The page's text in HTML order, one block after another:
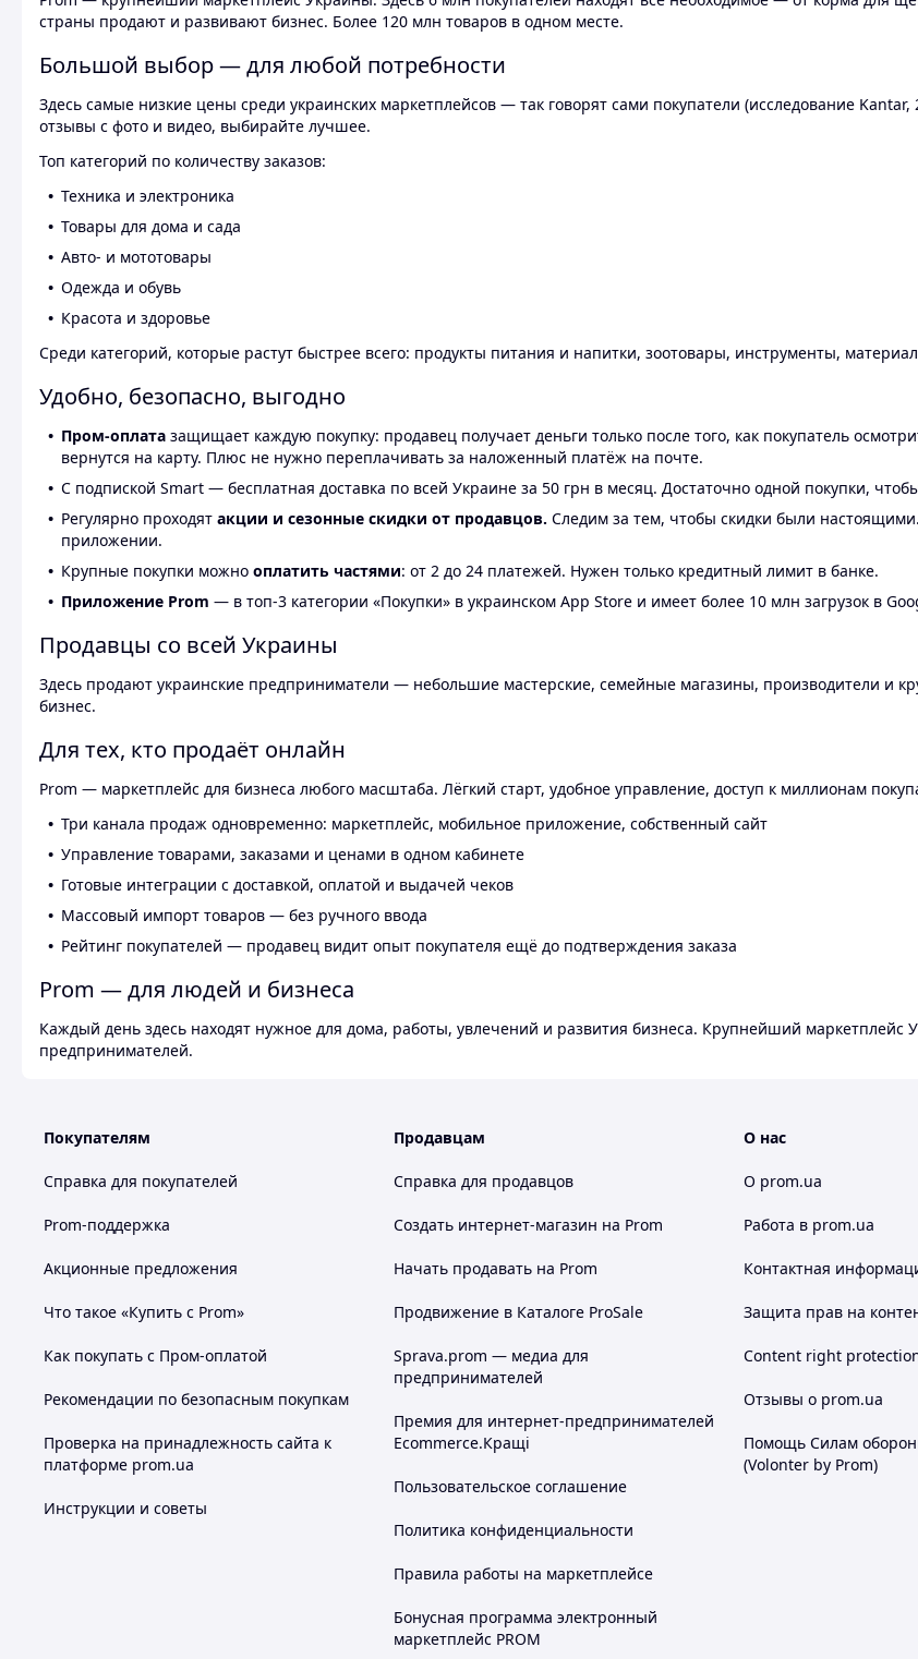
страны продают и развивают бизнес. Более 120 млн товаров в одном месте.
Большой выбор — для любой потребности
Здесь самые низкие цены среди украинских маркетплейсов — так говорят сами покупатели (исследование
отзывы с фото и видео, выбирайте лучшее.
Топ категорий по количеству заказов:
Техника и электроника
Товары для дома и сада
Авто- и мототовары
Одежда и обувь
Красота и здоровье
Среди категорий, которые растут быстрее всего: продукты питания и напитки, зоотовары, инструменты,
Удобно, безопасно, выгодно
Пром-оплата защищает каждую покупку: продавец получает деньги только после того, как покупатель
вернутся на карту. Плюс не нужно переплачивать за наложенный платёж на почте.
С подпиской Smart — бесплатная доставка по всей Украине за 50 грн в месяц. Достаточно одной покупки,
Регулярно проходят акции и сезонные скидки от продавцов. Следим за тем, чтобы скидки были
приложении.
Крупные покупки можно оплатить частями: от 2 до 24 платежей. Нужен только кредитный лимит в банке.
Приложение Prom — в топ-3 категории «Покупки» в украинском App Store и имеет более 10 млн загрузок в
Продавцы со всей Украины
Здесь продают украинские предприниматели — небольшие мастерские, семейные магазины, производители и
бизнес.
Для тех, кто продаёт онлайн
Prom — маркетплейс для бизнеса любого масштаба. Лёгкий старт, удобное управление, доступ к миллионам
Три канала продаж одновременно: маркетплейс, мобильное приложение, собственный сайт
Управление товарами, заказами и ценами в одном кабинете
Готовые интеграции с доставкой, оплатой и выдачей чеков
Массовый импорт товаров — без ручного ввода
Рейтинг покупателей — продавец видит опыт покупателя ещё до подтверждения заказа
Prom — для людей и бизнеса
Каждый день здесь находят нужное для дома, работы, увлечений и развития бизнеса. Крупнейший
предпринимателей.
Покупателям
Справка для покупателей
Prom-поддержка
Акционные предложения
Что такое «Купить с Prom»
Как покупать с Пром-оплатой
Рекомендации по безопасным покупкам
Проверка на принадлежность сайта к
платформе prom.ua
Инструкции и советы
Продавцам
Справка для продавцов
Создать интернет-магазин на Prom
Начать продавать на Prom
Продвижение в Каталоге ProSale
Sprava.prom — медиа для
предпринимателей
Премия для интернет-предпринимателей
Ecommerce.Кращі
Пользовательское соглашение
Политика конфиденциальности
Правила работы на маркетплейсе
Бонусная программа электронный
маркетплейс PROM
О нас
О prom.ua
Работа в prom.ua
Контактная
Защита прав на
Content right
Отзывы о prom.ua
Помощь Силам
(Volonter by Prom)